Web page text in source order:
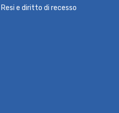
Resi e diritto di recesso